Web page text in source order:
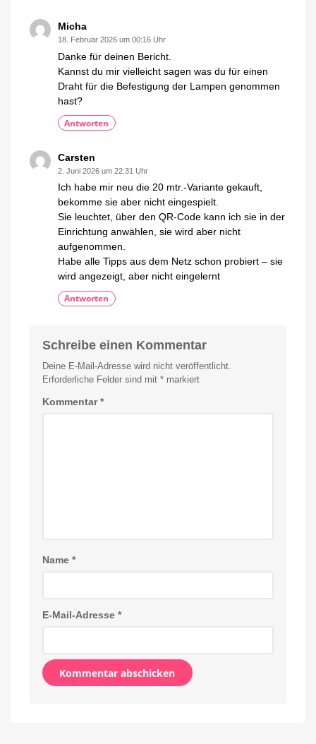
Micha
18. Februar 2026 um 00:16 Uhr
Danke für deinen Bericht.
Kannst du mir vielleicht sagen was du für einen
Draht für die Befestigung der Lampen genommen
hast?
Antworten
Carsten
2. Juni 2026 um 22:31 Uhr
Ich habe mir neu die 20 mtr.-Variante gekauft,
bekomme sie aber nicht eingespielt.
Sie leuchtet, über den QR-Code kann ich sie in der
Einrichtung anwählen, sie wird aber nicht
aufgenommen.
Habe alle Tipps aus dem Netz schon probiert – sie
wird angezeigt, aber nicht eingelernt
Antworten
Schreibe einen Kommentar
Deine E-Mail-Adresse wird nicht veröffentlicht.
Erforderliche Felder sind mit * markiert
Kommentar*
Name *
E-Mail-Adresse *